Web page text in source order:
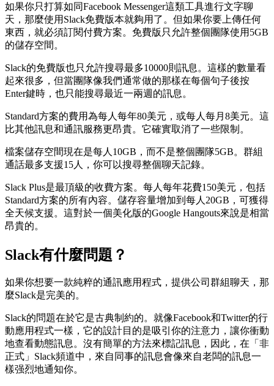
如果你只打算如同Facebook Messenger這類工具進行文字聊
天，那麼使用Slack免費版本就夠用了。但如果你要上傳任何
東西，就必須訂閱付費方案。免費版只允許整個團隊使用5GB
的儲存空間。
Slack的免費版也只允許搜尋最多10000則訊息。這樣的數量看
起來很多，但當團隊像我們通常做的那樣在每個句子後按
Enter鍵時，也只能搜尋最近一兩週的訊息。
Standard方案的費用為每人每年80美元，或每人每月8美元。這
比其他訊息和通訊服務更昂貴。它確實取消了一些限制。
檔案儲存空間現在是每人10GB，而不是整個團隊5GB。群組
通話最多支援15人，你可以搜尋整個聊天記錄。
Slack Plus是最頂級的收費方案。每人每年花費150美元，包括
Standard方案的所有內容。儲存容量增加到每人20GB，可獲得
全天候支援。這對於一個美化版的Google Hangouts來說是相當
昂貴的。
Slack有什麼問題？
如果你想要一款純粹的通訊應用程式，提供公司群組聊天，那
麼Slack是完美的。
Slack的問題在於它是古典制約的。就像Facebook和Twitter的行
動應用程式一樣，它的設計目的是吸引你的注意力，讓你衝動
地查看動態訊息。沒有簡單的方法來標記訊息，因此，在「非
正式」Slack頻道中，來自同事的訊息會像來自老闆的訊息一
樣强烈地通知你。